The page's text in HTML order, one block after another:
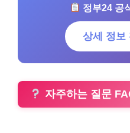
정부24 공
상세 정보
자주하는 질문